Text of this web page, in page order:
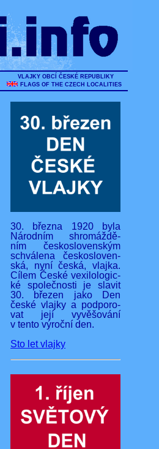
VLAJKY OBCÍ ČESKÉ REPUBLIKY
FLAGS OF THE CZECH LOCALITIES
30. března 1920 byla
Národním shromáždě-
ním československým
schválena českosloven-
ská, nyní česká, vlajka.
Cílem České vexilologic-
ké společnosti je slavit
30. březen jako Den
české vlajky a podporo-
vat její vyvěšování
v tento výroční den.
Sto let vlajky